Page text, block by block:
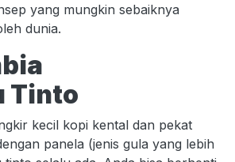
yang mungkin sebaiknya
dunia.
Tinto
kecil kopi kental dan pekat
panela (jenis gula yang lebih